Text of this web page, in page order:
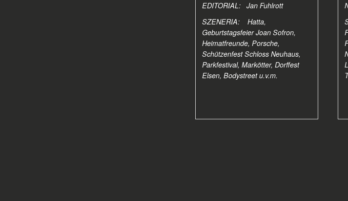
EDITORIAL: Jan Fuhlrott
SZENERIA: Hatta,
Geburtstagsfeier Joan Sofron,
Heimatfreunde, Porsche,
Schützenfest Schloss Neuhaus,
Parkfestival, Markötter, Dorffest
Elsen, Bodystreet u.v.m.